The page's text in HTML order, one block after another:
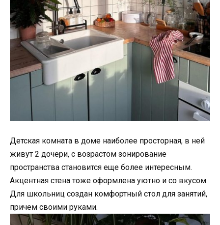
Детская комната в доме наиболее просторная, в ней
живут 2 дочери, с возрастом зонирование
пространства становится еще более интересным.
Акцентная стена тоже оформлена уютно и со вкусом.
Для школьниц создан комфортный стол для занятий,
причем своими руками.